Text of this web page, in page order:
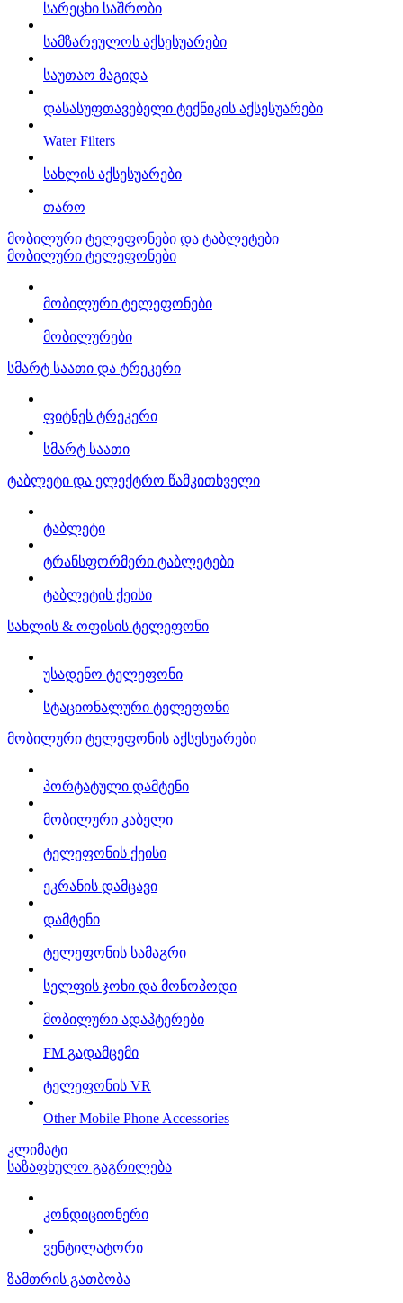
სარეცხი საშრობი
სამზარეულოს აქსესუარები
საუთაო მაგიდა
დასასუფთავებელი ტექნიკის აქსესუარები
Water Filters
სახლის აქსესუარები
თარო
მობილური ტელეფონები და ტაბლეტები
მობილური ტელეფონები
მობილური ტელეფონები
მობილურები
სმარტ საათი და ტრეკერი
ფიტნეს ტრეკერი
სმარტ საათი
ტაბლეტი და ელექტრო წამკითხველი
ტაბლეტი
ტრანსფორმერი ტაბლეტები
ტაბლეტის ქეისი
სახლის & ოფისის ტელეფონი
უსადენო ტელეფონი
სტაციონალური ტელეფონი
მობილური ტელეფონის აქსესუარები
პორტატული დამტენი
მობილური კაბელი
ტელეფონის ქეისი
ეკრანის დამცავი
დამტენი
ტელეფონის სამაგრი
სელფის ჯოხი და მონოპოდი
მობილური ადაპტერები
FM გადამცემი
ტელეფონის VR
Other Mobile Phone Accessories
კლიმატი
საზაფხულო გაგრილება
კონდიციონერი
ვენტილატორი
ზამთრის გათბობა